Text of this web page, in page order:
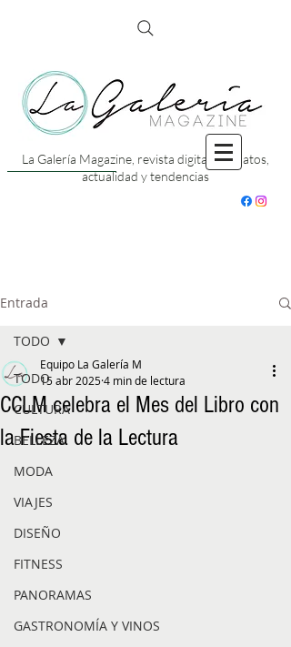
La Galería Magazine, revista digital con datos,
actualidad y tendencias
Entrada
TODO
CULTURA
BELLEZA
MODA
VIAJES
DISEÑO
FITNESS
PANORAMAS
GASTRONOMÍA Y VINOS
TODO
CCLM celebra el Mes del Libro con
la Fiesta de la Lectura
Equipo La Galería M
15 abr 20254 min de lectura